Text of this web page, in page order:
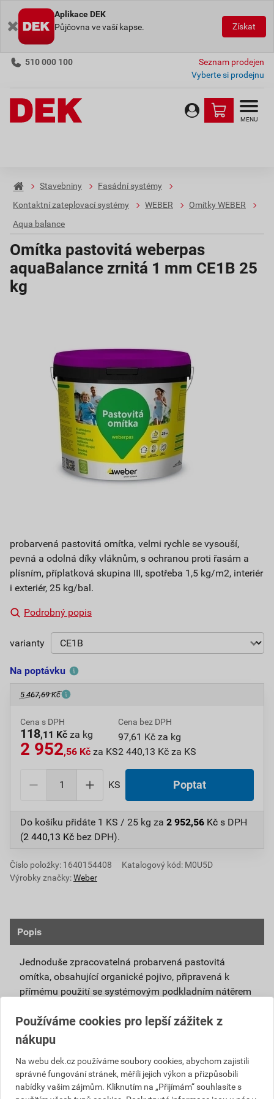
Aplikace DEK
Půjčovna ve vaší kapse.
Získat
510 000 100
Seznam prodejen
Vyberte si prodejnu
MENU
Stavebniny
Fasádní systémy
Kontaktní zateplovací systémy
WEBER
Omítky WEBER
Aqua balance
Omítka pastovitá weberpas
aquaBalance zrnitá 1 mm CE1B 25
kg
probarvená pastovitá omítka, velmi rychle se vysouší,
pevná a odolná díky vláknům, s ochranou proti řasám a
plísním, příplatková skupina III, spotřeba 1,5 kg/m2, interiér
i exteriér, 25 kg/bal.
Podrobný popis
varianty
Na poptávku
5 467,69 Kč
Cena s DPH
118,11 Kč za kg
2 952,56 Kč za KS
Cena bez DPH
97,61 Kč za kg
2 440,13 Kč za KS
KS Poptat
Do košíku přidáte 1 KS / 25 kg za 2 952,56 Kč s DPH
(2 440,13 Kč bez DPH).
Číslo položky: 1640154408
Katalogový kód: M0U5D
Výrobky značky:Weber
Popis
Jednoduše zpracovatelná probarvená pastovitá
omítka, obsahující organické pojivo, připravená k
přímému použití se systémovým podkladním nátěrem
Vlivem ochlazování vnějšího souvrství
zateplovacích systémů v nočních hodinách,
dochází ke kondenzaci vody na povrchu, která
vytváří živnou půdu pro růst nevzhledných řas.
Povrch omítky weberpas aquaBalance dokáže
Používáme cookies pro lepší zážitek z
nákupu
Na webu dek.cz používáme soubory cookies, abychom zajistili
správné fungování stránek, měřili jejich výkon a přizpůsobili
nabídky vašim zájmům. Kliknutím na „Přijímám“ souhlasíte s